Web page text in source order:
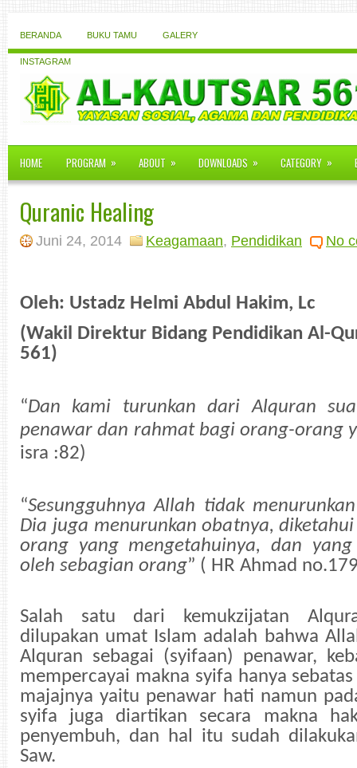
BERANDA BUKU TAMU GALERY
INSTAGRAM
HOME PROGRAM » ABOUT » DOWNLOADS » CATEGORY »
Quranic Healing
Juni 24, 2014 Keagamaan, Pendidikan No
Oleh: Ustadz Helmi Abdul Hakim, Lc
(Wakil Direktur Bidang Pendidikan Al-
561)
“Dan kami turunkan dari Alquran
penawar dan rahmat bagi orang-orang
isra :82)
“Sesungguhnya Allah tidak
Dia juga menurunkan obatnya,
orang yang mengetahuinya, dan
oleh sebagian orang” ( HR Ahmad
Salah satu dari kemukzijatan
dilupakan umat Islam adalah bahwa
Alquran sebagai (syifaan) penawar,
mempercayai makna syifa hanya
majajnya yaitu penawar hati namun
syifa juga diartikan secara makna
penyembuh, dan hal itu sudah
Saw.